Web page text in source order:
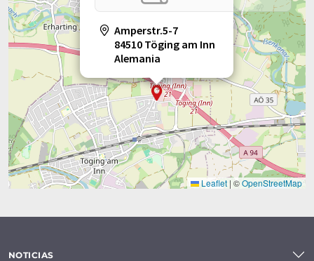
Amperstr.5-7
84510 Töging am Inn
Alemania
Leaflet | ©OpenStreetMap
NOTICIAS